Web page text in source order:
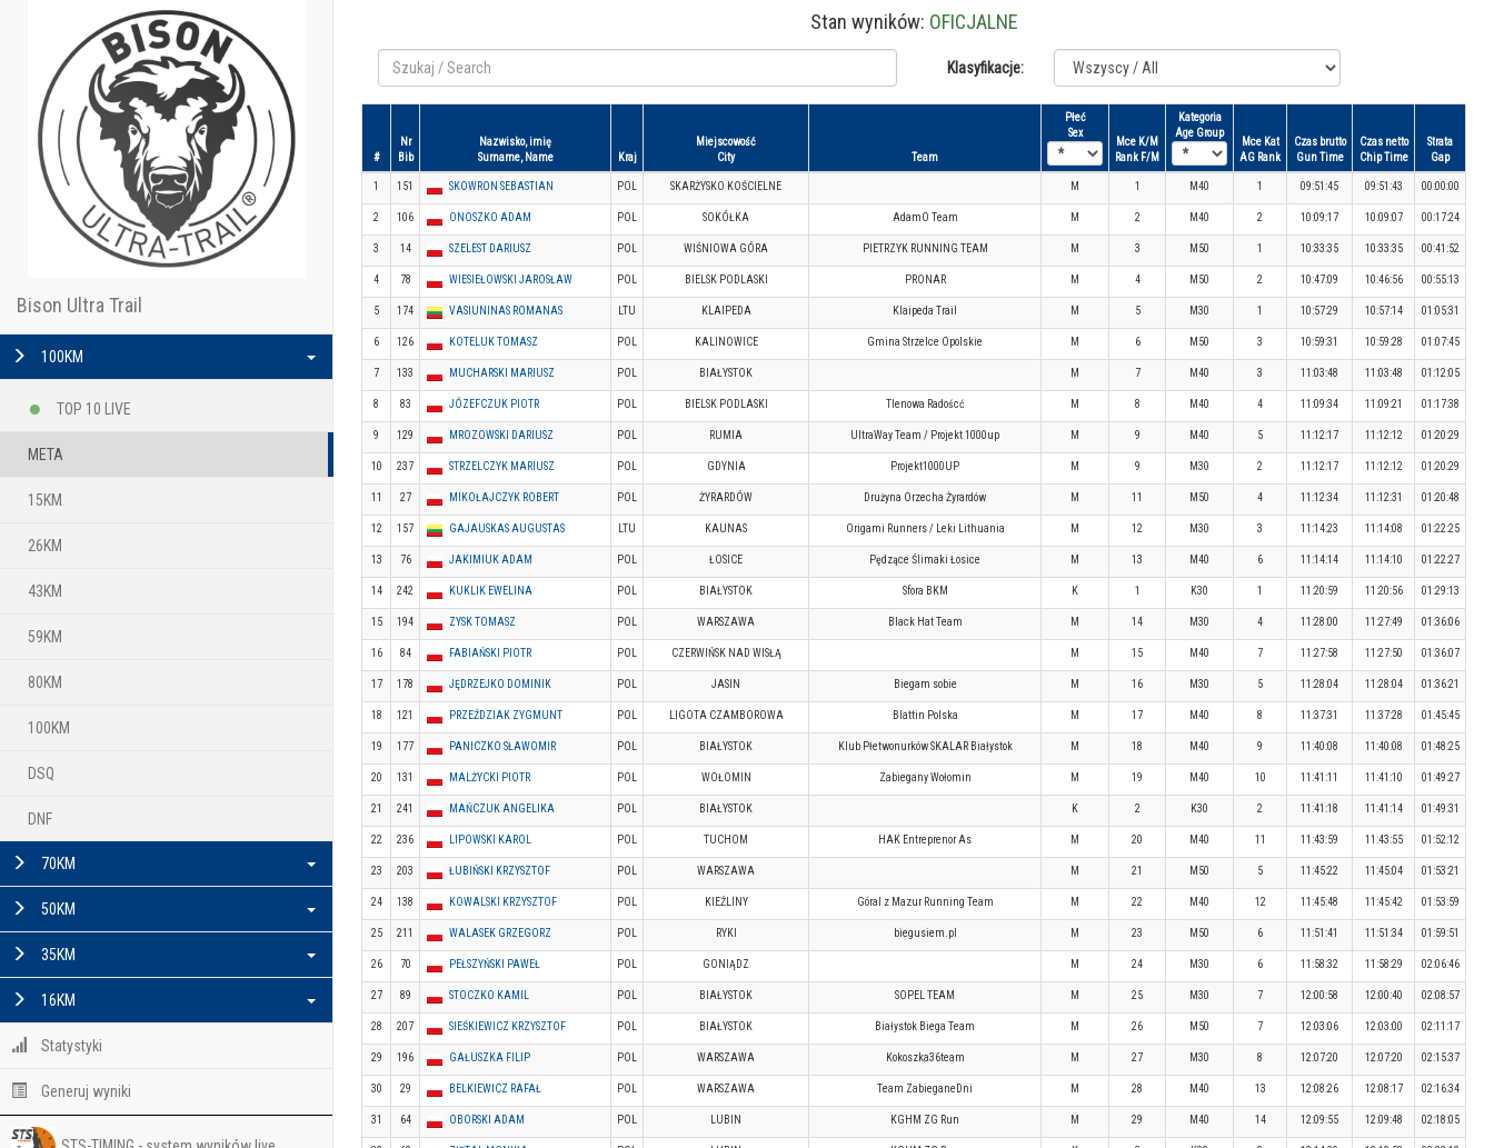
Bison Ultra Trail
100KM
TOP 10 LIVE
META
15KM
26KM
43KM
59KM
80KM
100KM
DSQ
DNF
70KM
50KM
35KM
16KM
Statystyki
Generuj wyniki
Stan wyników: OFICJALNE
Klasyfikacje:
#
Nr
Bib
Nazwisko, imię
Surname, Name
Kraj
Miejscowość
City
Team
Płeć
Sex
Mce K/M
Rank F/M
Kategoria
Age Group
Mce Kat
AG Rank
Czas brutto
Gun Time
Czas netto
Chip Time
Strata
Gap
1 151 SKOWRON SEBASTIAN POL SKARŻYSKO KOŚCIELNE M 1 M40 1 09:51:45 09:51:43 00:00:00
2 106 ONOSZKO ADAM POL SOKÓŁKA AdamO Team M 2 M40 2 10:09:17 10:09:07 00:17:24
3 14 SZELEST DARIUSZ POL WIŚNIOWA GÓRA PIETRZYK RUNNING TEAM M 3 M50 1 10:33:35 10:33:35 00:41:52
4 78 WIESIEŁOWSKI JAROSŁAW POL BIELSK PODLASKI PRONAR M 4 M50 2 10:47:09 10:46:56 00:55:13
5 174 VASIUNINAS ROMANAS LTU KLAIPEDA Klaipeda Trail M 5 M30 1 10:57:29 10:57:14 01:05:31
6 126 KOTELUK TOMASZ POL KALINOWICE Gmina Strzelce Opolskie M 6 M50 3 10:59:31 10:59:28 01:07:45
7 133 MUCHARSKI MARIUSZ POL BIAŁYSTOK M 7 M40 3 11:03:48 11:03:48 01:12:05
8 83 JÓZEFCZUK PIOTR POL BIELSK PODLASKI Tlenowa Radoścć M 8 M40 4 11:09:34 11:09:21 01:17:38
9 129 MROZOWSKI DARIUSZ POL RUMIA UltraWay Team / Projekt 1000up M 9 M40 5 11:12:17 11:12:12 01:20:29
10 237 STRZELCZYK MARIUSZ POL GDYNIA Projekt1000UP M 9 M30 2 11:12:17 11:12:12 01:20:29
11 27 MIKOŁAJCZYK ROBERT POL ŻYRARDÓW Drużyna Orzecha Żyrardów M 11 M50 4 11:12:34 11:12:31 01:20:48
12 157 GAJAUSKAS AUGUSTAS LTU KAUNAS Origami Runners / Leki Lithuania M 12 M30 3 11:14:23 11:14:08 01:22:25
13 76 JAKIMIUK ADAM POL ŁOSICE Pędzące Ślimaki Łosice M 13 M40 6 11:14:14 11:14:10 01:22:27
14 242 KUKLIK EWELINA POL BIAŁYSTOK Sfora BKM K 1 K30 1 11:20:59 11:20:56 01:29:13
15 194 ZYSK TOMASZ POL WARSZAWA Black Hat Team M 14 M30 4 11:28:00 11:27:49 01:36:06
16 84 FABIAŃSKI PIOTR POL CZERWIŃSK NAD WISŁĄ M 15 M40 7 11:27:58 11:27:50 01:36:07
17 178 JĘDRZEJKO DOMINIK POL JASIN Biegam sobie M 16 M30 5 11:28:04 11:28:04 01:36:21
18 121 PRZEŹDZIAK ZYGMUNT POL LIGOTA CZAMBOROWA Blattin Polska M 17 M40 8 11:37:31 11:37:28 01:45:45
19 177 PANICZKO SŁAWOMIR POL BIAŁYSTOK Klub Płetwonurków SKALAR Białystok M 18 M40 9 11:40:08 11:40:08 01:48:25
20 131 MALŻYCKI PIOTR POL WOŁOMIN Zabiegany Wołomin M 19 M40 10 11:41:11 11:41:10 01:49:27
21 241 MAŃCZUK ANGELIKA POL BIAŁYSTOK K 2 K30 2 11:41:18 11:41:14 01:49:31
22 236 LIPOWSKI KAROL POL TUCHOM HAK Entreprenor As M 20 M40 11 11:43:59 11:43:55 01:52:12
23 203 ŁUBIŃSKI KRZYSZTOF POL WARSZAWA M 21 M50 5 11:45:22 11:45:04 01:53:21
24 138 KOWALSKI KRZYSZTOF POL KIEŹLINY Góral z Mazur Running Team M 22 M40 12 11:45:48 11:45:42 01:53:59
25 211 WALASEK GRZEGORZ POL RYKI biegusiem.pl M 23 M50 6 11:51:41 11:51:34 01:59:51
26 70 PEŁSZYŃSKI PAWEŁ POL GONIĄDZ M 24 M30 6 11:58:32 11:58:29 02:06:46
27 89 STOCZKO KAMIL POL BIAŁYSTOK SOPEL TEAM M 25 M30 7 12:00:58 12:00:40 02:08:57
28 207 SIEŚKIEWICZ KRZYSZTOF POL BIAŁYSTOK Białystok Biega Team M 26 M50 7 12:03:06 12:03:00 02:11:17
29 196 GAŁUSZKA FILIP POL WARSZAWA Kokoszka36team M 27 M30 8 12:07:20 12:07:20 02:15:37
30 29 BELKIEWICZ RAFAŁ POL WARSZAWA Team ZabieganeDni M 28 M40 13 12:08:26 12:08:17 02:16:34
31 64 OBORSKI ADAM POL LUBIN KGHM ZG Run M 29 M40 14 12:09:55 12:09:48 02:18:05